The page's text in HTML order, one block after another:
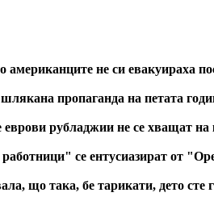
не си евакуираха
пропаганда на петата
еврови рубладжии не се хващат
се ентусиазират от
що така, бе тарикати, дето сте